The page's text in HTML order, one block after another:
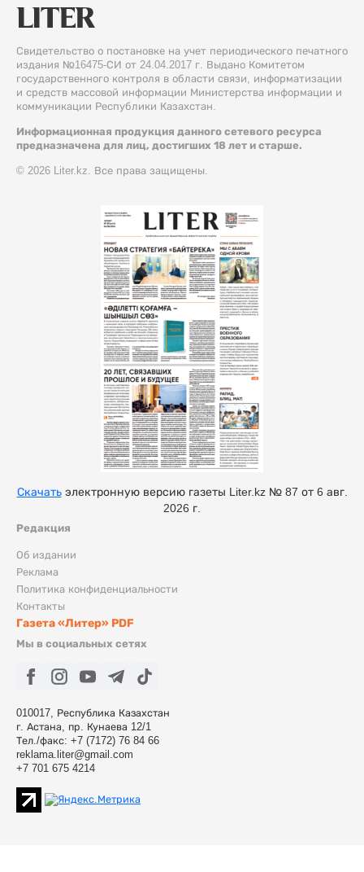
Свидетельство о постановке на учет периодического печатного
издания №16475-СИ от 24.04.2017 г. Выдано Комитетом
государственного контроля в области связи, информатизации
и средств массовой информации Министерства информации и
коммуникации Республики Казахстан.
Информационная продукция данного сетевого ресурса
предназначена для лиц, достигших 18 лет и старше.
© 2026 Liter.kz. Все права защищены.
Редакция
Об издании
Реклама
Политика конфиденциальности
Контакты
Газета «Литер» PDF
Мы в социальных сетях
010017, Республика Казахстан
г. Астана, пр. Кунаева 12/1
Тел./факс: +7 (7172) 76 84 66
reklama.liter@gmail.com
+7 701 675 4214
Скачатьэлектронную версию газеты Liter.kz № 87 от 6 авг.
2026 г.